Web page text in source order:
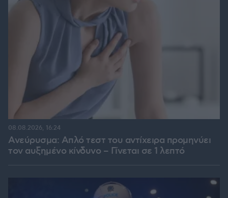
Ανεύρυσμα: Απλό τεστ του αντίχειρα προμηνύει
τον αυξημένο κίνδυνο – Γίνεται σε 1 λεπτό
08.08.2026, 16:24